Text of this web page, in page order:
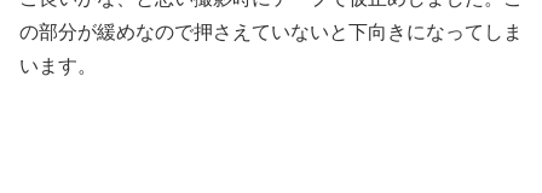
の部分が緩めなので押さえていないと下向きになってしま
います。